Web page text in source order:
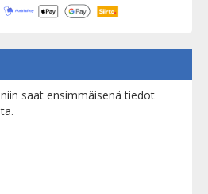
saat ensimmäisenä tiedot